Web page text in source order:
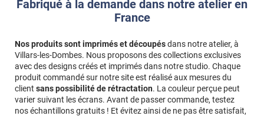
Fabriqué à la demande dans notre atelier en
France
Nos produits sont imprimés et découpésdans notre atelier, à
Villars-les-Dombes. Nous proposons des collections exclusives
avec des designs créés et imprimés dans notre studio. Chaque
produit commandé sur notre site est réalisé aux mesures du
client sans possibilité de rétractation. La couleur perçue peut
varier suivant les écrans. Avant de passer commande, testez
nos échantillons gratuits ! Et évitez ainsi de ne pas être satisfait,